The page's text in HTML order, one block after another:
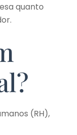
quanto
(RH),